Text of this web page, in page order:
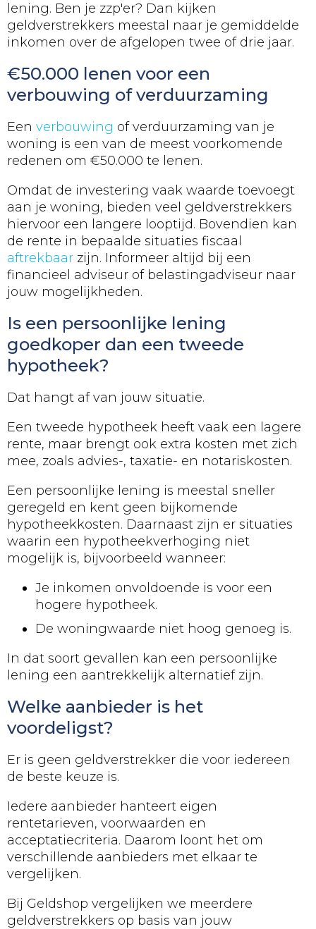
lening. Ben je zzp'er? Dan kijken
geldverstrekkers meestal naar je gemiddelde
inkomen over de afgelopen twee of drie jaar.
€50.000 lenen voor een
verbouwing of verduurzaming
Een verbouwing of verduurzaming van je
woning is een van de meest voorkomende
redenen om €50.000 te lenen.
Omdat de investering vaak waarde toevoegt
aan je woning, bieden veel geldverstrekkers
hiervoor een langere looptijd. Bovendien kan
de rente in bepaalde situaties fiscaal
aftrekbaar zijn. Informeer altijd bij een
financieel adviseur of belastingadviseur naar
jouw mogelijkheden.
Is een persoonlijke lening
goedkoper dan een tweede
hypotheek?
Dat hangt af van jouw situatie.
Een tweede hypotheek heeft vaak een lagere
rente, maar brengt ook extra kosten met zich
mee, zoals advies-, taxatie- en notariskosten.
Een persoonlijke lening is meestal sneller
geregeld en kent geen bijkomende
hypotheekkosten. Daarnaast zijn er situaties
waarin een hypotheekverhoging niet
mogelijk is, bijvoorbeeld wanneer:
Je inkomen onvoldoende is voor een
hogere hypotheek.
De woningwaarde niet hoog genoeg is.
In dat soort gevallen kan een persoonlijke
lening een aantrekkelijk alternatief zijn.
Welke aanbieder is het
voordeligst?
Er is geen geldverstrekker die voor iedereen
de beste keuze is.
Iedere aanbieder hanteert eigen
rentetarieven, voorwaarden en
acceptatiecriteria. Daarom loont het om
verschillende aanbieders met elkaar te
vergelijken.
Bij Geldshop vergelijken we meerdere
geldverstrekkers op basis van jouw